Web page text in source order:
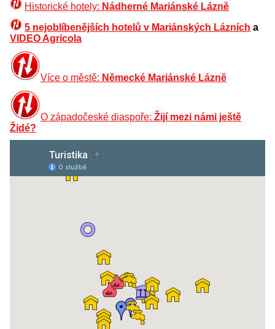
Historické hotely: Nádherné Mariánské Lázně
5 nejoblíbenějších hotelů v Mariánských Lázních a
VIDEO Agricola
Více o městě: Německé Mariánské Lázně
O západočeské diaspoře: Žijí mezi námi ještě
Židé?